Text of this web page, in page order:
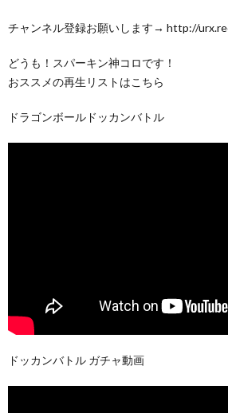
チャンネル登録お願いします→ http://
どうも！スパーキン神コロです！
おススメの再生リストはこちら
ドラゴンボールドッカンバトル
ドッカンバトル ガチャ動画